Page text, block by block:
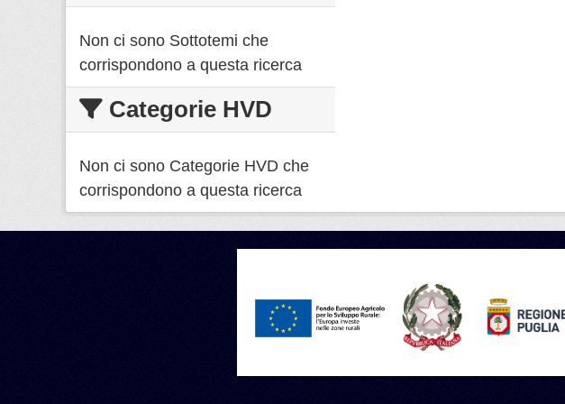
Non ci sono Sottotemi che
corrispondono a questa ricerca
Categorie HVD
Non ci sono Categorie HVD che
corrispondono a questa ricerca